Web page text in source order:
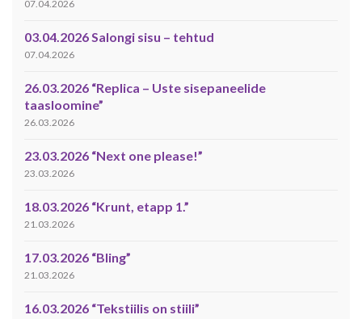
07.04.2026
03.04.2026 Salongi sisu – tehtud
07.04.2026
26.03.2026 “Replica – Uste sisepaneelide
taasloomine”
26.03.2026
23.03.2026 “Next one please!”
23.03.2026
18.03.2026 “Krunt, etapp 1.”
21.03.2026
17.03.2026 “Bling”
21.03.2026
16.03.2026 “Tekstiilis on stiili”